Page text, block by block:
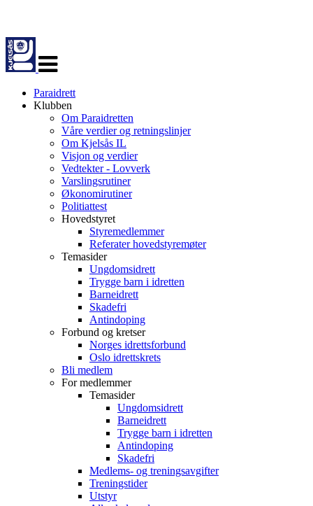
navigasjon
Paraidrett
Klubben
Om Paraidretten
Våre verdier og retningslinjer
Om Kjelsås IL
Visjon og verdier
Vedtekter - Lovverk
Varslingsrutiner
Økonomirutiner
Politiattest
Hovedstyret
Styremedlemmer
Referater hovedstyremøter
Temasider
Ungdomsidrett
Trygge barn i idretten
Barneidrett
Skadefri
Antindoping
Forbund og kretser
Norges idrettsforbund
Oslo idrettskrets
Bli medlem
For medlemmer
Temasider
Ungdomsidrett
Barneidrett
Trygge barn i idretten
Antindoping
Skadefri
Medlems- og treningsavgifter
Treningstider
Utstyr